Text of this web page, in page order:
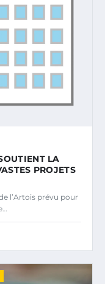
LA
PROJETS
l’Artois prévu pour